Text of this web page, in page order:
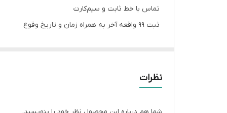
تماس با خط ثابت و سیم‌کارت
ثبت ۹۹ واقعه آخر به همراه زمان و تاریخ وقوع
دارای ریموت 433.92MHz) Hopping Code) با قابلیت تعیین سطح دسترسی کاربران
دارای ۱۰ حافظه شماره تماس در هنگام آلارم با قابلیت ارسال SMS (فارسی) و تماس
نظرات